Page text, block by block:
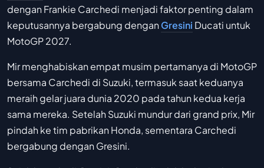
dengan Frankie Carchedi menjadi faktor penting dalam
keputusannya bergabung denganGresini Ducati untuk
MotoGP 2027.
Mir menghabiskan empat musim pertamanya di MotoGP
bersama Carchedi di Suzuki, termasuk saat keduanya
meraih gelar juara dunia 2020 pada tahun kedua kerja
sama mereka. Setelah Suzuki mundur dari grand prix, Mir
pindah ke tim pabrikan Honda, sementara Carchedi
bergabung dengan Gresini.